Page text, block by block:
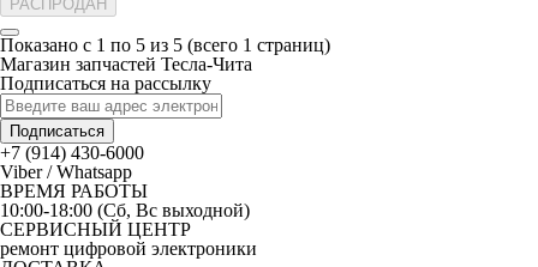
РАСПРОДАН
Показано с 1 по 5 из 5 (всего 1 страниц)
Магазин запчастей Тесла-Чита
Подписаться на рассылку
Подписаться
+7 (914) 430-6000
Viber / Whatsapp
ВРЕМЯ РАБОТЫ
10:00-18:00 (Сб, Вс выходной)
СЕРВИСНЫЙ ЦЕНТР
ремонт цифровой электроники